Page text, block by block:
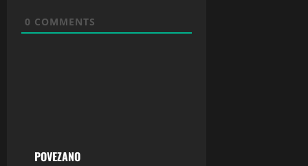
0 COMMENTS
POVEZANO